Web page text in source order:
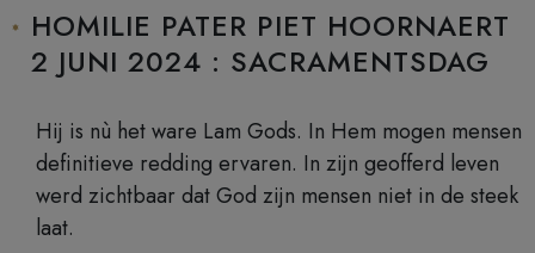
HOMILIE PATER PIET HOORNAERT
2 JUNI 2024 : SACRAMENTSDAG
Hij is nù het ware Lam Gods. In Hem mogen mensen
definitieve redding ervaren. In zijn geofferd leven
werd zichtbaar dat God zijn mensen niet in de steek
laat.